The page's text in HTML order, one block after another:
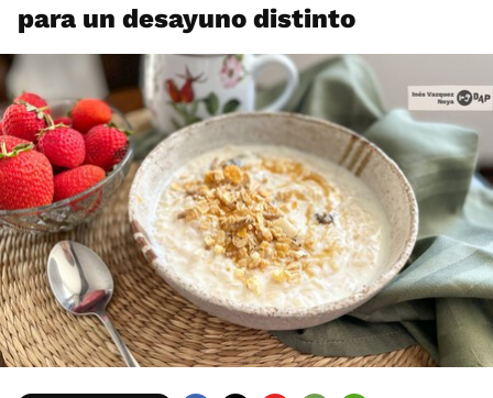
para un desayuno distinto